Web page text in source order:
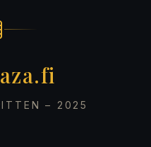
– 2025